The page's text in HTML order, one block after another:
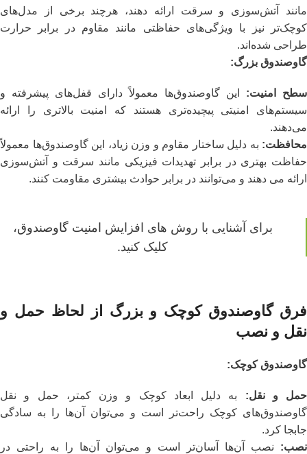
مانند آتش‌سوزی و سرقت ارائه دهند، هرچند برخی از مدل‌های
کوچک‌تر نیز با ویژگی‌های حفاظتی مانند مقاوم در برابر حرارت
طراحی شده‌اند.
گاوصندوق بزرگ:
سطح امنیت: این گاوصندوق‌ها معمولاً دارای قفل‌های پیشرفته و
سیستم‌های امنیتی پیچیده‌تری هستند که امنیت بالاتری را ارائه
می‌دهند.
محافظت: به دلیل ساختار مقاوم و وزن زیاد، این گاوصندوق‌ها معمولاً
حفاظت بهتری در برابر تهدیدات فیزیکی مانند سرقت و آتش‌سوزی
ارائه می‌ دهند و می‌توانند در برابر حوادث بیشتری مقاومت کنند.
برای آشنایی با روش های افزایش امنیت گاوصندوق،
کلیک کنید.
فرق گاوصندوق کوچک و بزرگ از لحاظ حمل و
نقل و نصب
گاوصندوق کوچک:
حمل و نقل: به دلیل ابعاد کوچک و وزن کمتر، حمل و نقل
گاوصندوق‌های کوچک راحت‌تر است و می‌توان آن‌ها را به سادگی
جابجا کرد.
نصب: نصب آن‌ها آسان‌تر است و می‌توان آن‌ها را به راحتی در